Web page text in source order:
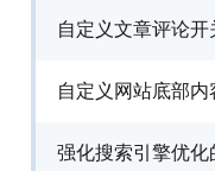
自定义文章评论开
自定义网站底部内
强化搜索引擎优